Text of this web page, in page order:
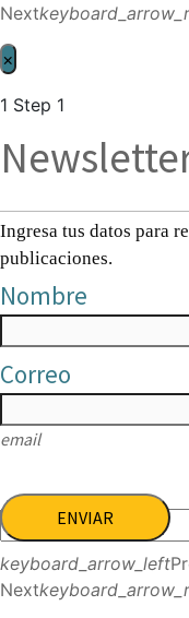
Next
×
1 Step 1
Ingresa tus datos para
publicaciones.
Nombre
Correo
email
ENVIAR
keyboard_arrow_left
Next